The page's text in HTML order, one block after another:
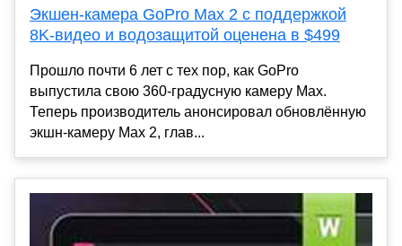
Экшен-камера GoPro Max 2 с поддержкой
8K-видео и водозащитой оценена в $499
Прошло почти 6 лет с тех пор, как GoPro
выпустила свою 360-градусную камеру Max.
Теперь производитель анонсировал обновлённую
экшн-камеру Max 2, глав...